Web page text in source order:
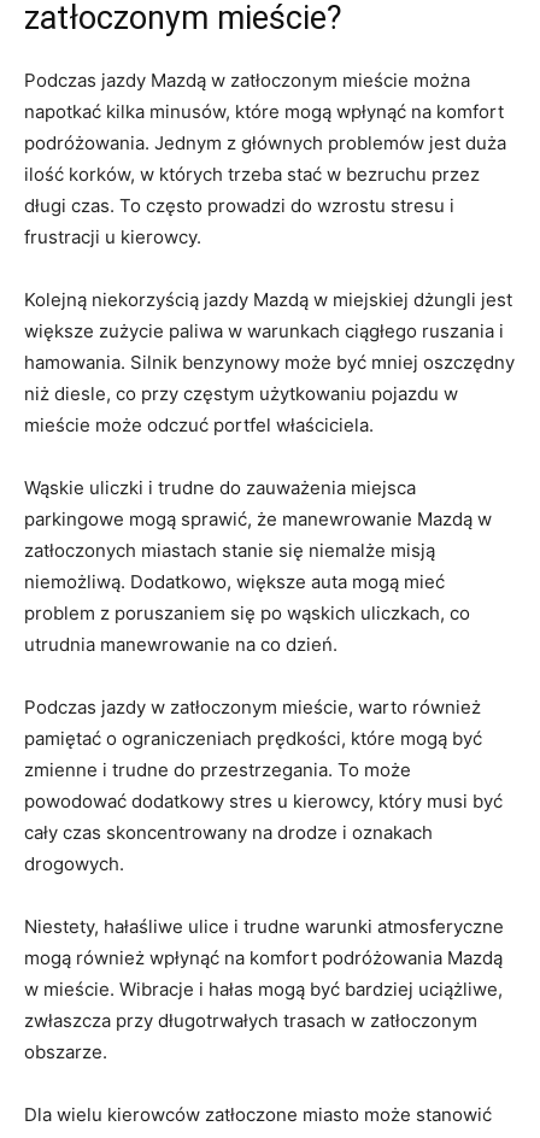
zatłoczonym mieście?
Podczas⁢ jazdy Mazdą w zatłoczonym mieście⁣ można
napotkać ⁢kilka ⁣minusów, które mogą wpłynąć ‍na​ komfort
podróżowania. Jednym z głównych ⁤problemów⁤ jest duża⁤
ilość korków, ‍w ‌których⁤ trzeba stać w bezruchu​ przez⁣
długi czas. To⁢ często ⁣prowadzi do ⁣wzrostu stresu i
frustracji ​u‍ kierowcy.
Kolejną⁣ niekorzyścią jazdy Mazdą w⁣ miejskiej dżungli jest
większe zużycie paliwa ⁤w⁣ warunkach ciągłego ⁤ruszania i
hamowania. Silnik ‌benzynowy może być mniej oszczędny
niż diesle, co przy⁣ częstym​ użytkowaniu pojazdu ‌w
mieście może odczuć portfel ⁣właściciela.
Wąskie uliczki⁢ i trudne do zauważenia miejsca
parkingowe mogą sprawić,⁢ że manewrowanie Mazdą w
‍zatłoczonych⁣ miastach ​stanie się niemalże ⁣misją
niemożliwą. ​Dodatkowo, większe auta mogą mieć
problem ‌z poruszaniem się po wąskich ​uliczkach, co
utrudnia manewrowanie na co dzień.
Podczas​ jazdy‍ w zatłoczonym‌ mieście,⁣ warto również
pamiętać ⁣o ograniczeniach prędkości, które mogą być
zmienne i trudne do przestrzegania. To może‍
powodować​ dodatkowy ‍stres u kierowcy, który musi​ być
cały czas skoncentrowany na drodze ‌i ⁤oznakach
drogowych.
Niestety,‍ hałaśliwe ulice i trudne warunki⁣ atmosferyczne
⁣mogą⁣ również ⁢wpłynąć⁣ na komfort podróżowania Mazdą‌
w⁢ mieście. ⁤Wibracje i hałas mogą być bardziej uciążliwe,⁣
zwłaszcza ‍przy⁣ długotrwałych ⁢trasach ⁣w zatłoczonym
⁢obszarze.
Dla wielu⁣ kierowców zatłoczone miasto ​może stanowić